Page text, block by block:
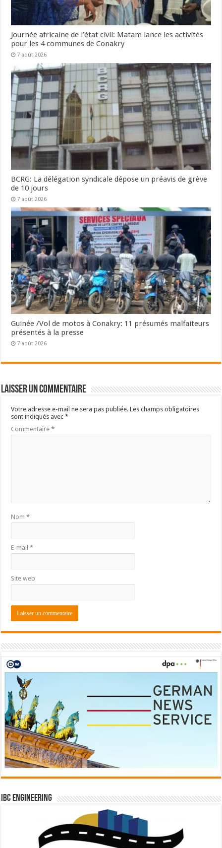
Journée africaine de l’état civil: Matam lance les activités
pour les 4 communes de Conakry
7 août 2026
BCRG: La délégation syndicale dépose un préavis de grève
de 10 jours
7 août 2026
Guinée /Vol de motos à Conakry: 11 présumés malfaiteurs
présentés à la presse
7 août 2026
Laisser un commentaire
Votre adresse e-mail ne sera pas publiée. Les champs obligatoires
sont indiqués avec*
Commentaire*
Nom*
E-mail*
Site web
IBC Engineering